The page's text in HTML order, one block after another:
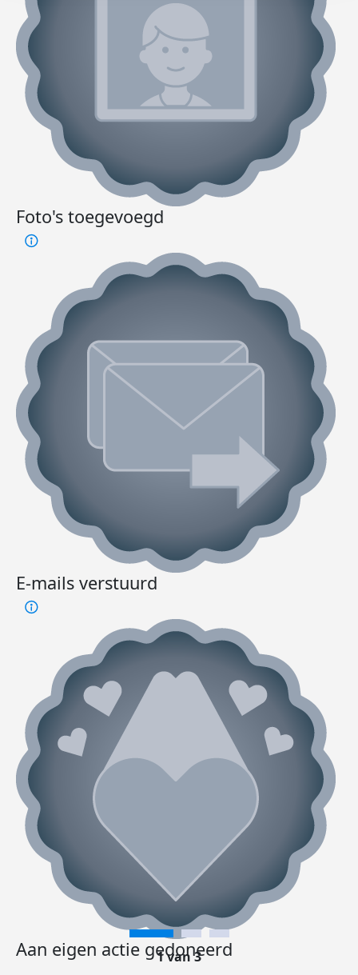
Foto's toegevoegd
E-mails verstuurd
Aan eigen actie gedoneerd
1 van 3